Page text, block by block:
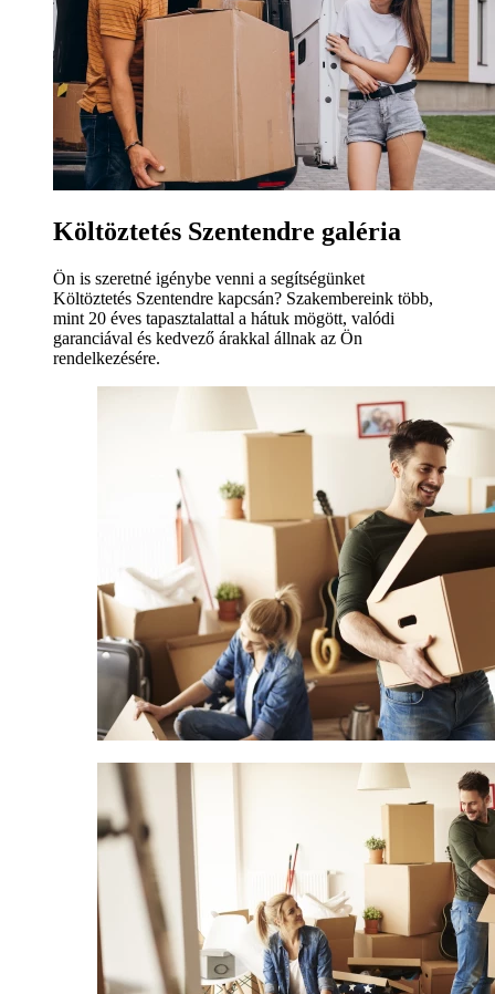
Költöztetés Szentendre galéria
Ön is szeretné igénybe venni a segítségünket
Költöztetés Szentendre kapcsán? Szakembereink több,
mint 20 éves tapasztalattal a hátuk mögött, valódi
garanciával és kedvező árakkal állnak az Ön
rendelkezésére.